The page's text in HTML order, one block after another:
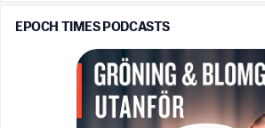
EPOCH TIMES PODCASTS